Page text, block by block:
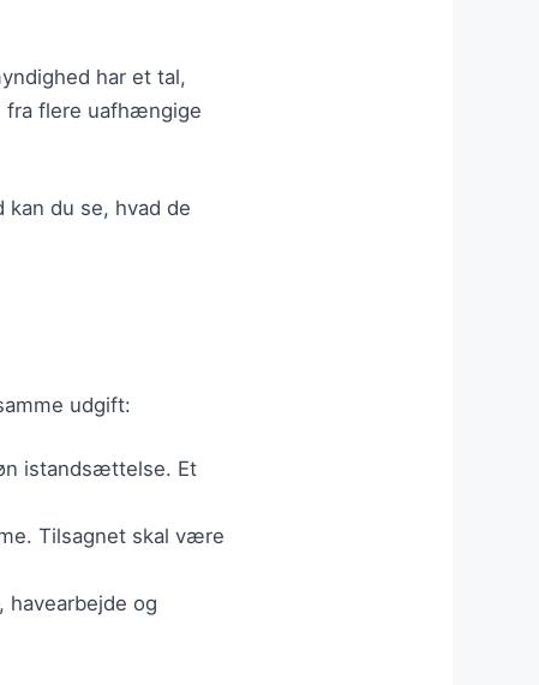
har et tal,
fra flere uafhængige
du se, hvad de
udgift:
istandsættelse. Et
Tilsagnet skal være
havearbejde og